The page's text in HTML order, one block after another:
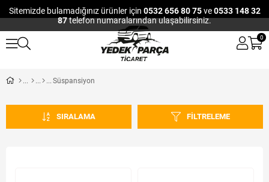
Sitemizde bulamadığınız ürünler için 0532 656 80 75ve0533 148 32
87telefon numaralarından ulaşabilirsiniz.
0
Süspansiyon
FILTRELEME
SIRALAMA